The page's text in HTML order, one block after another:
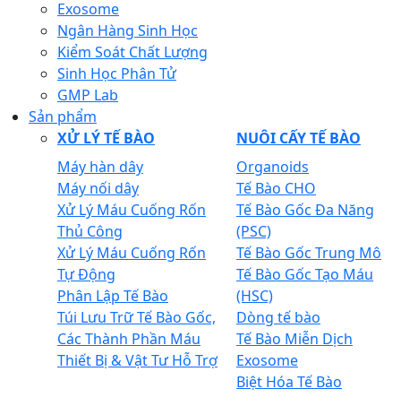
Exosome
Ngân Hàng Sinh Học
Kiểm Soát Chất Lượng
Sinh Học Phân Tử
GMP Lab
Sản phẩm
XỬ LÝ TẾ BÀO
Máy hàn dây
Máy nối dây
Xử Lý Máu Cuống Rốn
Thủ Công
Xử Lý Máu Cuống Rốn
Tự Động
Phân Lập Tế Bào
Túi Lưu Trữ Tế Bào Gốc,
Các Thành Phần Máu
Thiết Bị & Vật Tư Hỗ Trợ
NUÔI CẤY TẾ BÀO
Organoids
Tế Bào CHO
Tế Bào Gốc Đa Năng
(PSC)
Tế Bào Gốc Trung Mô
Tế Bào Gốc Tạo Máu
(HSC)
Dòng tế bào
Tế Bào Miễn Dịch
Exosome
Biệt Hóa Tế Bào